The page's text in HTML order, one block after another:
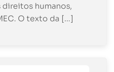
humanos,
O texto da […]